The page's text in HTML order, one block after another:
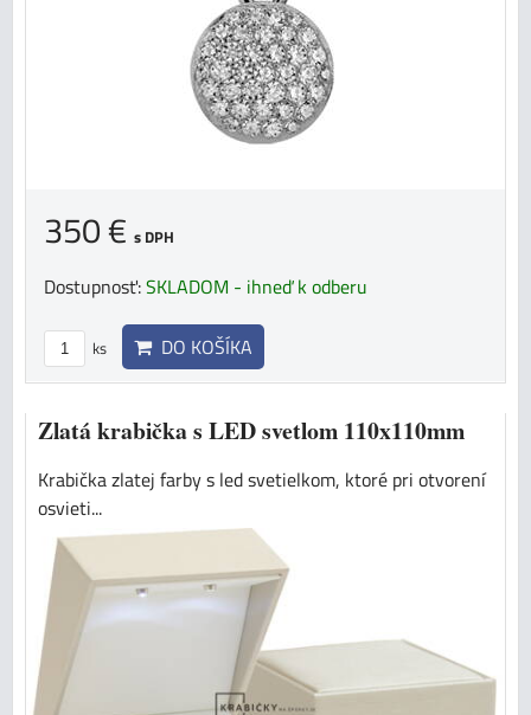
350 € s DPH
Dostupnosť:SKLADOM - ihneď k odberu
ks DO KOŠÍKA
Zlatá krabička s LED svetlom 110x110mm
Krabička zlatej farby s led svetielkom, ktoré pri otvorení
osvieti...